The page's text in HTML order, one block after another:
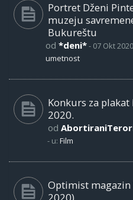
Portret Dženi
muzeju
Bukureštu
od *deni*- 07 Okt
umetnost
Konkurs za
2020.
od
- u: Film
Optimist